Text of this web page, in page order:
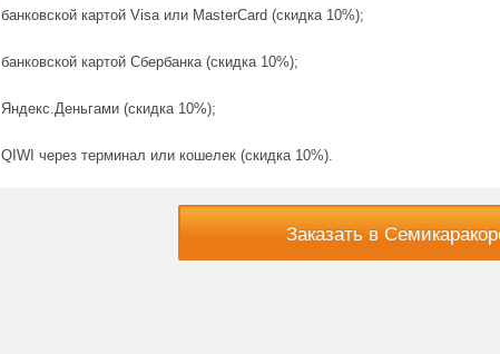
банковской картой Visa или MasterCard (скидка 10%);
банковской картой Сбербанка (скидка 10%);
Яндекс.Деньгами (скидка 10%);
QIWI через терминал или кошелек (скидка 10%).
Заказать в